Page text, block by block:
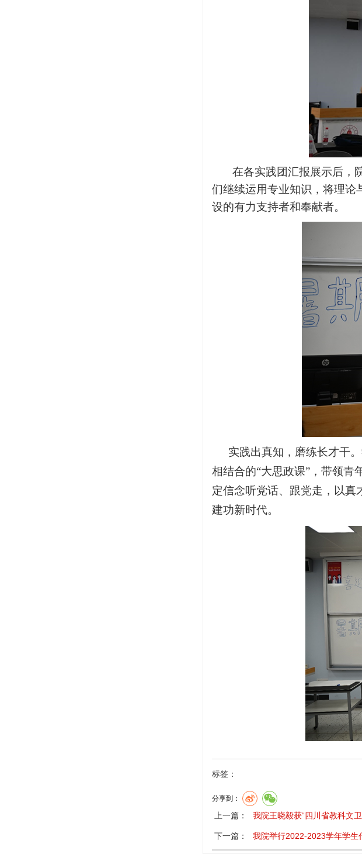
在各实践团汇报展示后，
们继续运用专业知识，将理论
设的有力支持者和奉献者。
实践出真知，磨练长才干
相结合的“大思政课”，带领青
定信念听党话、跟党走，以真
建功新时代。
标签：
分享到：
上一篇： 我院王晓毅获“四川省教科文
下一篇： 我院举行2022-2023学年学生